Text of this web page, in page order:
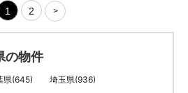
1 2 >
の物件
県(645) 埼玉県(936)